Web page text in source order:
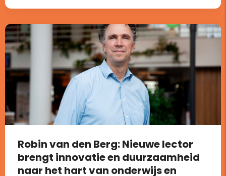
Robin van den Berg: Nieuwe lector
brengt innovatie en duurzaamheid
naar het hart van onderwijs en